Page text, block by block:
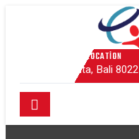
OUR LOCATION
Kuta, Bali